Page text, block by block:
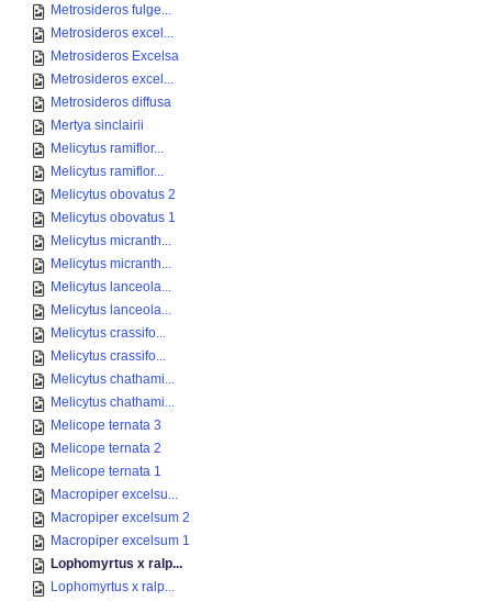
Metrosideros fulge...
Metrosideros excel...
Metrosideros Excelsa
Metrosideros excel...
Metrosideros diffusa
Mertya sinclairii
Melicytus ramiflor...
Melicytus ramiflor...
Melicytus obovatus 2
Melicytus obovatus 1
Melicytus micranth...
Melicytus micranth...
Melicytus lanceola...
Melicytus lanceola...
Melicytus crassifo...
Melicytus crassifo...
Melicytus chathami...
Melicytus chathami...
Melicope ternata 3
Melicope ternata 2
Melicope ternata 1
Macropiper excelsu...
Macropiper excelsum 2
Macropiper excelsum 1
Lophomyrtus x ralp...
Lophomyrtus x ralp...